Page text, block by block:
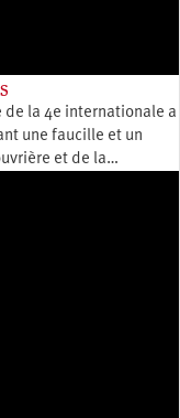
de la 4e internationale a
une faucille et un
et de la…